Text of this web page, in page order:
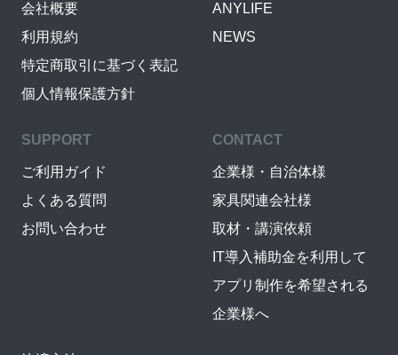
会社概要
利用規約
特定商取引に基づく表記
個人情報保護方針
ANYLIFE
NEWS
SUPPORT
ご利用ガイド
よくある質問
お問い合わせ
CONTACT
企業様・自治体様
家具関連会社様
取材・講演依頼
IT導入補助金を利用して
アプリ制作を希望される
企業様へ